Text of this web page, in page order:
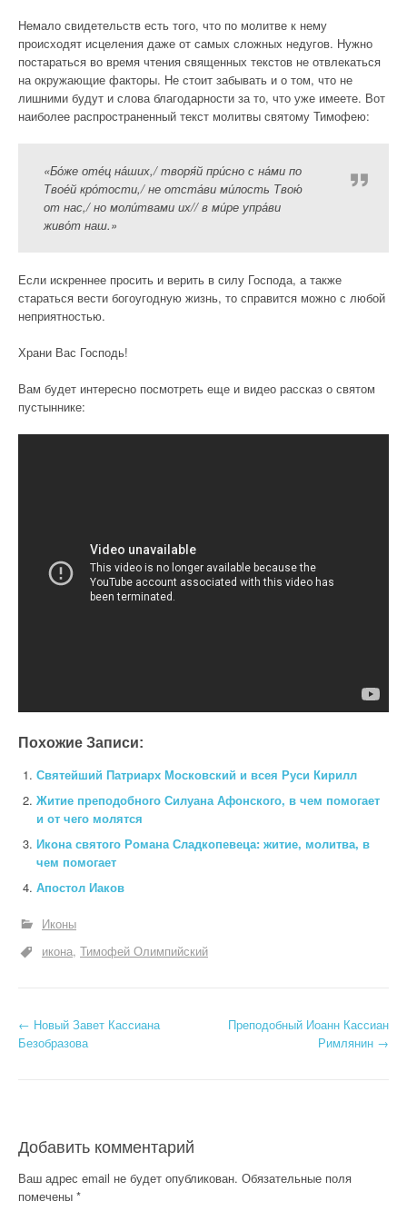
Немало свидетельств есть того, что по молитве к нему
происходят исцеления даже от самых сложных недугов. Нужно
постараться во время чтения священных текстов не отвлекаться
на окружающие факторы. Не стоит забывать и о том, что не
лишними будут и слова благодарности за то, что уже имеете. Вот
наиболее распространенный текст молитвы святому Тимофею:
«Бо́же оте́ц на́ших,/ творя́й при́сно с на́ми по
Твое́й кро́тости,/ не отста́ви ми́лость Твою́
от нас,/ но моли́твами их// в ми́ре упра́ви
живо́т наш.»
Если искреннее просить и верить в силу Господа, а также
стараться вести богоугодную жизнь, то справится можно с любой
неприятностью.
Храни Вас Господь!
Вам будет интересно посмотреть еще и видео рассказ о святом
пустыннике:
Похожие Записи:
Святейший Патриарх Московский и всея Руси Кирилл
Житие преподобного Силуана Афонского, в чем помогает
и от чего молятся
Икона святого Романа Сладкопевеца: житие, молитва, в
чем помогает
Апостол Иаков
Иконы
икона Тимофей Олимпийский
Н
г
а
← Новый Завет Кассиана
Безобразова
Преподобный Иоанн Кассиан
Римлянин →
Добавить комментарий
Ваш адрес email не будет опубликован. Обязательные поля
помечены *